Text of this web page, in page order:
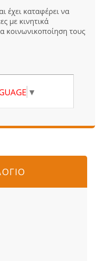
έχει καταφέρει να
με κινητικά
κοινωνικοποίηση τους
▼